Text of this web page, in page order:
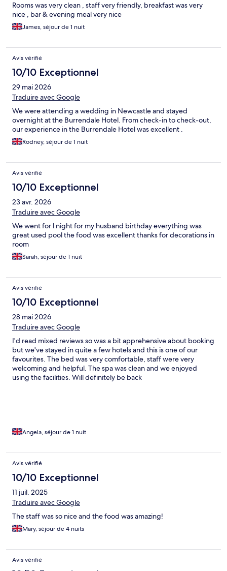
Rooms was very clean , staff very friendly, breakfast was very
nice , bar & evening meal very nice
James, séjour de 1 nuit
Avis vérifié
10/10 Exceptionnel
29 mai 2026
Traduire avec Google
We were attending a wedding in Newcastle and stayed
overnight at the Burrendale Hotel. From check-in to check-out,
our experience in the Burrendale Hotel was excellent .
Rodney, séjour de 1 nuit
Avis vérifié
10/10 Exceptionnel
23 avr. 2026
Traduire avec Google
We went for l night for my husband birthday everything was
great used pool the food was excellent thanks for decorations in
room
Sarah, séjour de 1 nuit
Avis vérifié
10/10 Exceptionnel
28 mai 2026
Traduire avec Google
I'd read mixed reviews so was a bit apprehensive about booking
but we've stayed in quite a few hotels and this is one of our
favourites. The bed was very comfortable, staff were very
welcoming and helpful. The spa was clean and we enjoyed
using the facilities. Will definitely be back
Angela, séjour de 1 nuit
Avis vérifié
10/10 Exceptionnel
11 juil. 2025
Traduire avec Google
The staff was so nice and the food was amazing!
Mary, séjour de 4 nuits
Avis vérifié